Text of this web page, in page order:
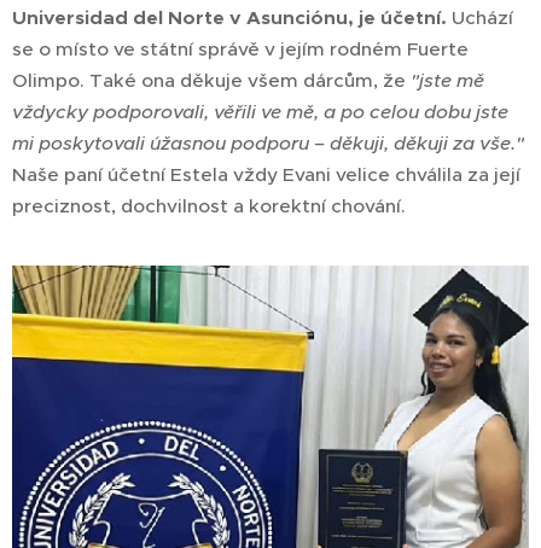
Universidad del Norte v Asunciónu, je účetní. Uchází
se o místo ve státní správě v jejím rodném Fuerte
Olimpo. Také ona děkuje všem dárcům, že "jste mě
vždycky podporovali, věřili ve mě, a po celou dobu jste
mi poskytovali úžasnou podporu – děkuji, děkuji za vše."
Naše paní účetní Estela vždy Evani velice chválila za její
preciznost, dochvilnost a korektní chování.